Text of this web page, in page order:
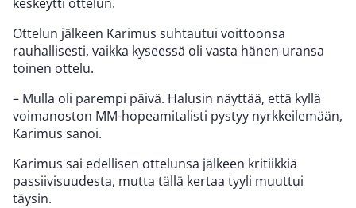
Ottelun jälkeen Karimus suhtautui voittoonsa
rauhallisesti, vaikka kyseessä oli vasta hänen uransa
toinen ottelu.
– Mulla oli parempi päivä. Halusin näyttää, että kyllä
voimanoston MM-hopeamitalisti pystyy nyrkkeilemään,
Karimus sanoi.
Karimus sai edellisen ottelunsa jälkeen kritiikkiä
passiivisuudesta, mutta tällä kertaa tyyli muuttui
täysin.